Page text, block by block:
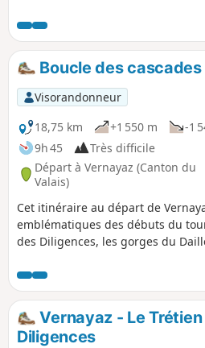
aérien en crête.
Boucle des
Visorandonneur
18,75 km
+1 550 m
-1
9h 45
Très difficile
Départ à Vernayaz (Canton du
Valais)
Cet itinéraire au départ de
emblématiques des débuts du
des Diligences, les gorges du
chemin en balcon sous la Dent du
profiter du spectaculaire
faisant une balade à la journée,
retour depuis le parking.
Vernayaz - Le
Diligences